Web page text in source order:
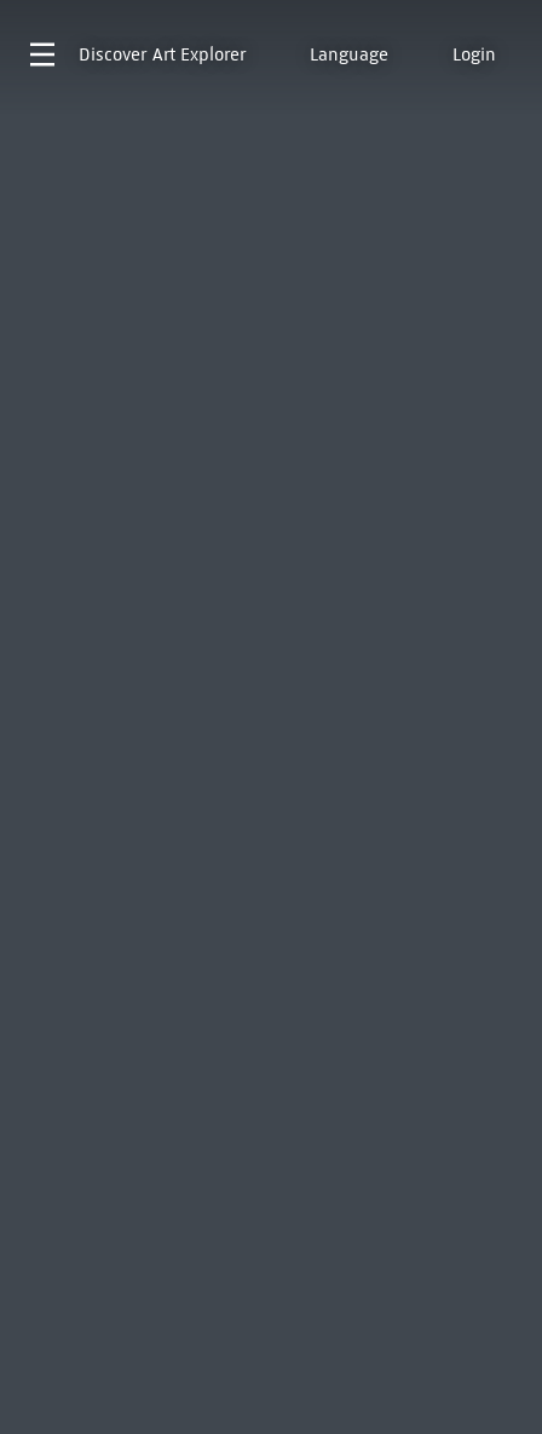
Discover Art Explorer Language Login